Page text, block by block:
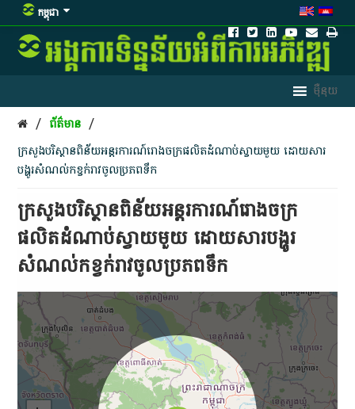
កម្ពុជា
/ ព័ត៌មាន /
ក្រសួងបរិស្ថានពិន័យអន្តរការណ៍រោងចក្រផលិតដំណាប់ស្វាយមួយ ដោយសារ
បង្ហូរសំណល់កខ្វក់រាវចូលប្រភពទឹក
ក្រសួងបរិស្ថានពិន័យអន្តរការណ៍រោងចក្រ
ផលិតដំណាប់ស្វាយមួយ ដោយសារបង្ហូរ
សំណល់កខ្វក់រាវចូលប្រភពទឹក